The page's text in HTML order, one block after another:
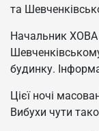
та
Начальник ХОВА
будинку.
Цієї ночі
Вибухи чути